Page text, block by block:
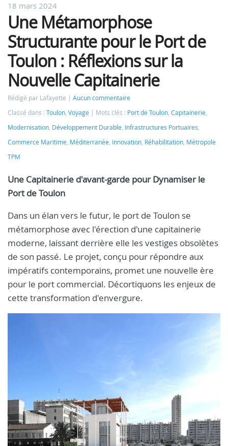
18 mars 2024
Une Métamorphose
Structurante pour le Port de
Toulon : Réflexions sur la
Nouvelle Capitainerie
Rédigé par Lafayette
Aucun commentaire
Classé dans : Toulon, Voyage Mots clés : Port de Toulon, Capitainerie,
Modernisation, Développement Durable, Infrastructures Portuaires,
Commerce Maritime, Méditerranée, Innovation, Réhabilitation, Métropole
TPM
Une Capitainerie d'avant-garde pour Dynamiser le
Port de Toulon
Dans un élan vers le futur, le port de Toulon se
métamorphose avec l'érection d'une capitainerie
moderne, laissant derrière elle les vestiges obsolètes
de son passé. Le projet, conçu pour répondre aux
impératifs contemporains, promet une nouvelle ère
pour le port commercial. Décortiquons les enjeux de
cette transformation d'envergure.